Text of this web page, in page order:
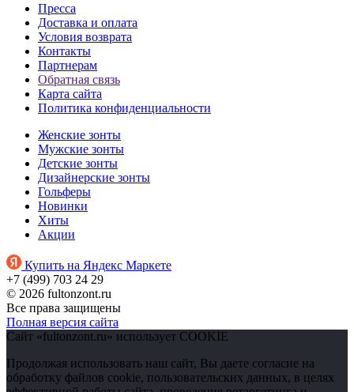
Пресса
Доставка и оплата
Условия возврата
Контакты
Партнерам
Обратная связь
Карта сайта
Политика конфиденциальности
Женские зонты
Мужские зонты
Детские зонты
Дизайнерские зонты
Гольферы
Новинки
Хиты
Акции
Купить на Яндекс Маркете
+7 (499) 703 24 29
© 2026 fultonzont.ru
Все права защищены
Полная версия сайта
Сайт «fultonzont.ru» использует COOKIE
Продолжая использовать наш сайт, Вы даете согласие на
обработку файлов cookie, пользовательских данных, в целях